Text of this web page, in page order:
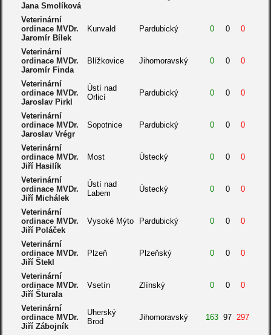
Jana Smolíková
Veterinární
ordinace MVDr.
Jaromír Bílek
Kunvald Pardubický 0 0 0
Veterinární
ordinace MVDr.
Jaromír Finda
Blížkovice Jihomoravský 0 0 0
Veterinární
ordinace MVDr.
Jaroslav Pirkl
Ústí nad
Orlicí
Pardubický 0 0 0
Veterinární
ordinace MVDr.
Jaroslav Vrégr
Sopotnice Pardubický 0 0 0
Veterinární
ordinace MVDr.
Jiří Hasilík
Most Ústecký 0 0 0
Veterinární
ordinace MVDr.
Jiří Michálek
Ústí nad
Labem
Ústecký 0 0 0
Veterinární
ordinace MVDr.
Jiří Poláček
Vysoké Mýto Pardubický 0 0 0
Veterinární
ordinace MVDr.
Jiří Štekl
Plzeň Plzeňský 0 0 0
Veterinární
ordinace MVDr.
Jiří Šturala
Vsetín Zlínský 0 0 0
Veterinární
ordinace MVDr.
Jiří Zábojník
Uherský
Brod
Jihomoravský 163 97 297